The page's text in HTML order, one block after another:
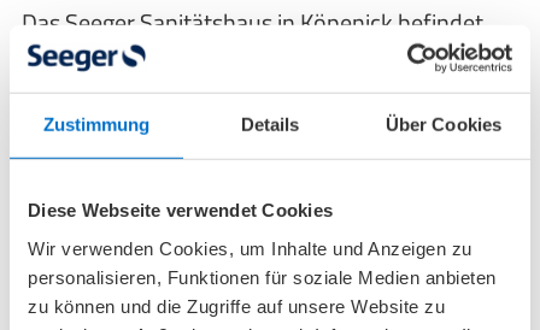
Zustimmung Details Über Cookies
Diese Webseite verwendet Cookies
Wir verwenden Cookies, um Inhalte und Anzeigen zu
personalisieren, Funktionen für soziale Medien anbieten
zu können und die Zugriffe auf unsere Website zu
Das Seeger Sanitätshaus in Köpenick befindet
sich in der Bahnhofstraße 17, direkt gegenüber
des Einkaufszentrums Forum Köpenick.
Sie erreichen diese Filiale bequem mit dem
öffentlichen Nahverkehr:
Mit den Buslinien 164, 169, 269, N69, N90 und
X69
Mit der S-Bahnlinie S3
Oder mit den Tramlinien 62, 63 und 68